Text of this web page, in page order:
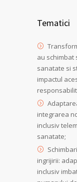
Tematici
au schimbat
sanatate si
impactul
integrarea
inclusiv
sanatate;
ingrijirii:
inclusiv